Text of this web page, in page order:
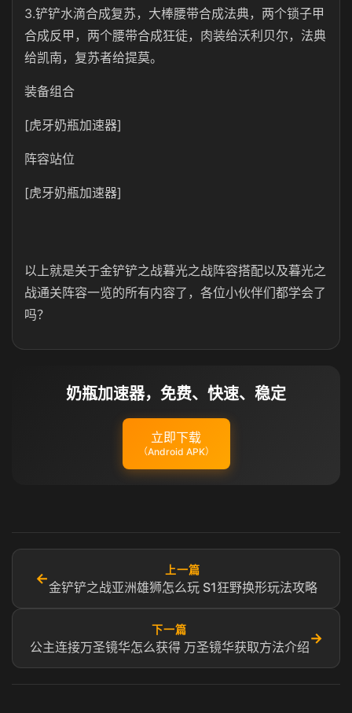
3.铲铲水滴合成复苏，大棒腰带合成法典，两个锁子甲
合成反甲，两个腰带合成狂徒，肉装给沃利贝尔，法典
给凯南，复苏者给提莫。
装备组合
[虎牙奶瓶加速器]
阵容站位
[虎牙奶瓶加速器]
以上就是关于金铲铲之战暮光之战阵容搭配以及暮光之
战通关阵容一览的所有内容了，各位小伙伴们都学会了
吗？
奶瓶加速器，免费、快速、稳定
立即下载
（Android APK）
←
上一篇
金铲铲之战亚洲雄狮怎么玩 S1狂野换形玩法攻略
下一篇
公主连接万圣镜华怎么获得 万圣镜华获取方法介绍
→